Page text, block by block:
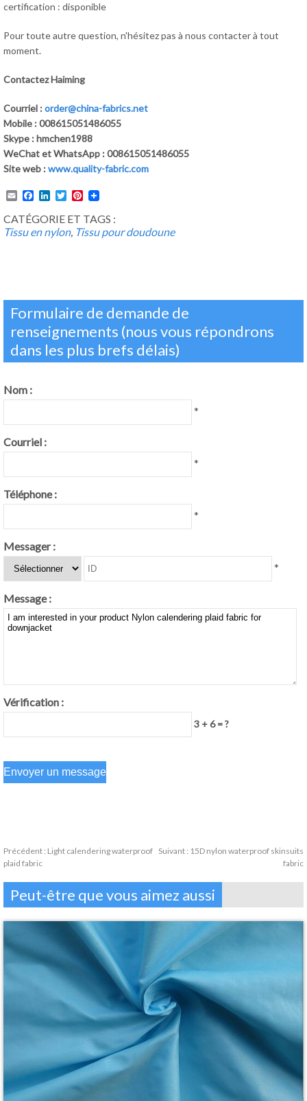
certification : disponible
Pour toute autre question, n'hésitez pas à nous contacter à tout
moment.
Contactez Haiming
Courriel :order@china-fabrics.net
Mobile : 008615051486055
Skype : hmchen1988
WeChat et WhatsApp : 008615051486055
Site web :www.quality-fabric.com
EmailFacebook
LinkedIn
TwitterPinterest
CATÉGORIE ET TAGS :
Tissu en nylon, Tissu pour doudoune
Formulaire de demande de
renseignements (nous vous répondrons
dans les plus brefs délais)
Nom :
*
Courriel :
*
Téléphone :
*
Messager :
*
Message :
Vérification :
3 + 6 = ?
Précédent : Light calendering waterproof
plaid fabric
Suivant : 15D nylon waterproof skinsuits
fabric
Peut-être que vous aimez aussi